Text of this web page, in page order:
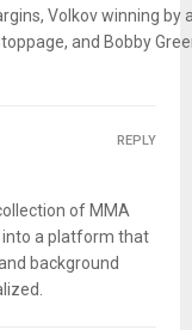
Volkov winning by
and Bobby
of MMA
into a platform that
background
REPLY